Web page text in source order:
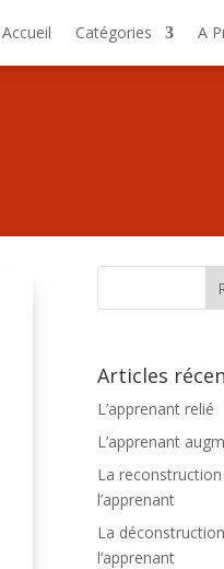
Accueil Catégories A
Articles
L’apprenant relié
L’apprenant
La
l’apprenant
La
l’apprenant